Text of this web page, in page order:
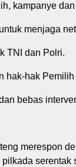
kampanye
menjaga
TNI dan Polri.
hak-hak
bebas
merespon